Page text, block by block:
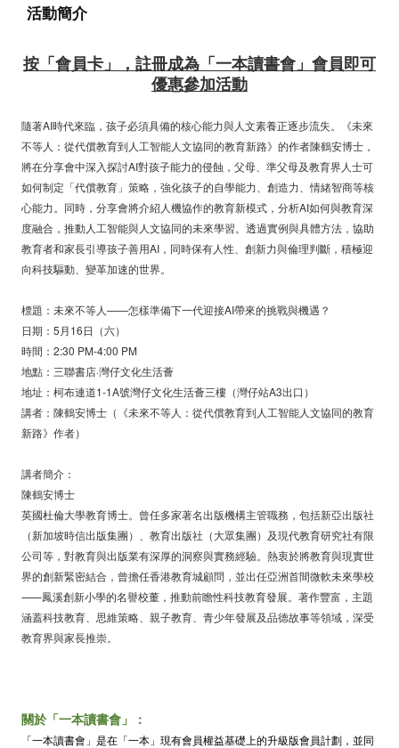
活動簡介
按「會員卡」，註冊成為「一本讀書會」會員即可
優惠參加活動
隨著AI時代來臨，孩子必須具備的核心能力與人文素養正逐步流失。《未來
不等人：從代償教育到人工智能人文協同的教育新路》的作者陳鶴安博士，
將在分享會中深入探討AI對孩子能力的侵蝕，父母、準父母及教育界人士可
如何制定「代償教育」策略，強化孩子的自學能力、創造力、情緒智商等核
心能力。同時，分享會將介紹人機協作的教育新模式，分析AI如何與教育深
度融合，推動人工智能與人文協同的未來學習。透過實例與具體方法，協助
教育者和家長引導孩子善用AI，同時保有人性、創新力與倫理判斷，積極迎
向科技驅動、變革加速的世界。
標題：未來不等人——怎樣準備下一代迎接AI帶來的挑戰與機遇？
日期：5月16日（六）
時間：2:30 PM-4:00 PM
地點：三聯書店·灣仔文化生活薈
地址：柯布連道1-1A號灣仔文化生活薈三樓（灣仔站A3出口）
講者：陳鶴安博士（《未來不等人：從代償教育到人工智能人文協同的教育
新路》作者）
講者簡介：
陳鶴安博士
英國杜倫大學教育博士。曾任多家著名出版機構主管職務，包括新亞出版社
（新加坡時信出版集團）、教育出版社（大眾集團）及現代教育研究社有限
公司等，對教育與出版業有深厚的洞察與實務經驗。熱衷於將教育與現實世
界的創新緊密結合，曾擔任香港教育城顧問，並出任亞洲首間微軟未來學校
⸺鳳溪創新小學的名譽校董，推動前瞻性科技教育發展。著作豐富，主題
涵蓋科技教育、思維策略、親子教育、青少年發展及品德故事等領域，深受
教育界與家長推崇。
關於「一本讀書會」：
「一本讀書會」是在「一本」現有會員權益基礎上的升級版會員計劃，並同